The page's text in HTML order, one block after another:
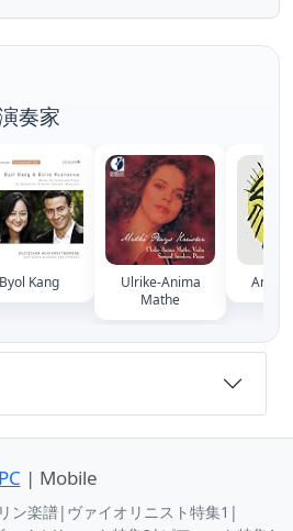
奏家
Byol Kang
Ulrike-Anima
Mathe
Anna
PC | Mobile
ン楽譜| ヴァイオリニスト特集1 |